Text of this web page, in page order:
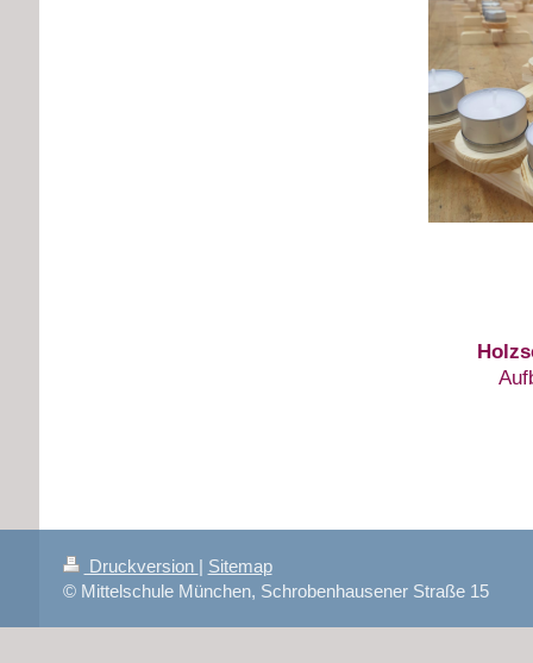
Druckversion | Sitemap
© Mittelschule München, Schrobenhausener Straße 15